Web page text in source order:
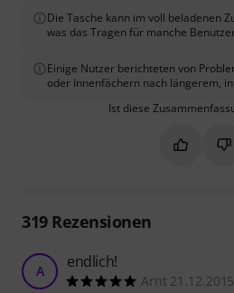
Die Tasche kann im voll beladenen
was das Tragen für manche
Einige Nutzer berichteten von
oder Innenfächern nach längerem,
Ist diese
319Rezensionen
A endlich!
Arnt 21.12.2015